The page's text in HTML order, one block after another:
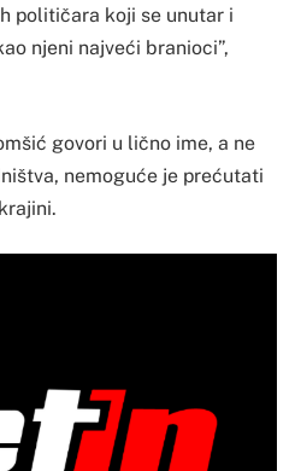
političara koji se unutar i
njeni najveći branioci”,
govori u lično ime, a ne
nemoguće je prećutati